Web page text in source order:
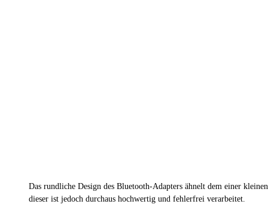
Das rundliche Design des Bluetooth-Adapters ähnelt dem einer
dieser ist jedoch durchaus hochwertig und fehlerfrei verarbeitet.